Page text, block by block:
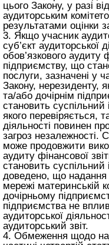
цього Закону, у разі
аудиторським
результатами оцінки
3. Якщо учасник
суб’єкт аудиторської
обов’язкового аудиту
підприємству, що
послуги, зазначені у
Закону, нерезиденту,
та/або дочірнім
становить суспільний
якого перевіряється,
діяльності повинен
загроз незалежності.
може продовжити
аудиту фінансової
становить
доведено, що надання
мережі материнській
дочірньому
підприємства не
аудиторської
аудиторський звіт.
4. Обмеження щодо